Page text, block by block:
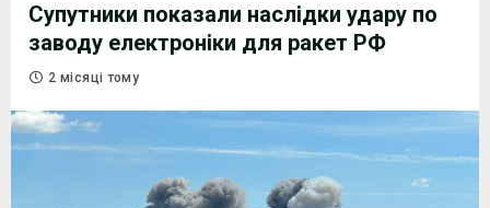
Супутники показали наслідки удару по
заводу електроніки для ракет РФ
2 місяці тому